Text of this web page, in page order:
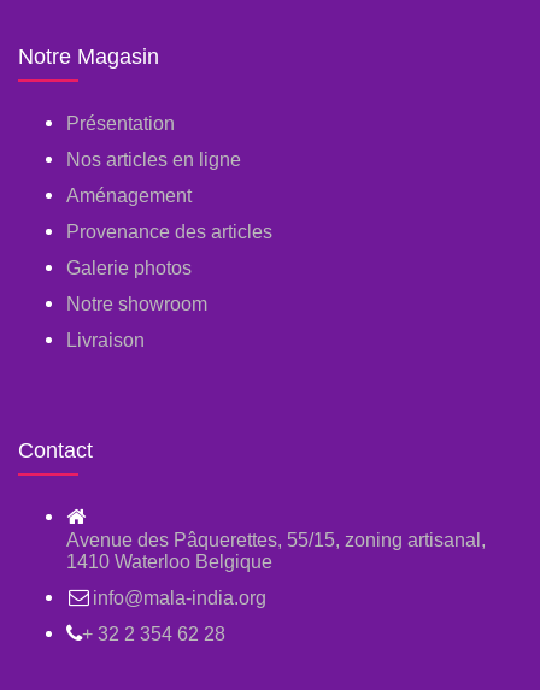
Notre Magasin
Présentation
Nos articles en ligne
Aménagement
Provenance des articles
Galerie photos
Notre showroom
Livraison
Contact
Avenue des Pâquerettes, 55/15, zoning artisanal,
1410 Waterloo Belgique
info@mala-india.org
+ 32 2 354 62 28